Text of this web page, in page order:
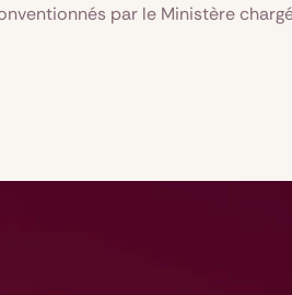
par le Ministère